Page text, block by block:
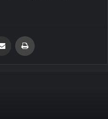
Email'den paylaş